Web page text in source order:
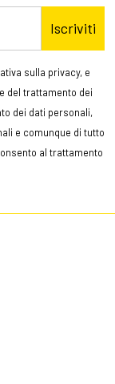
Iscriviti
sulla privacy, e
del trattamento dei
dei dati personali,
e comunque di tutto
al trattamento